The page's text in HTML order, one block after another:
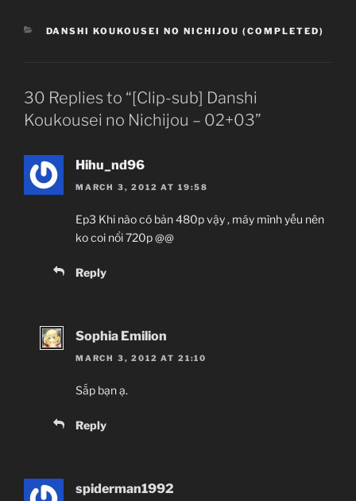
CATEGORIES
DANSHI KOUKOUSEI NO NICHIJOU (COMPLETED)
30 Replies to “[Clip-sub] Danshi
Koukousei no Nichijou – 02+03”
Hihu_nd96
MARCH 3, 2012 AT 19:58
Ep3 Khi nào có bản 480p vậy , máy mình yếu nên
ko coi nổi 720p @@
Reply
Sophia Emilion
MARCH 3, 2012 AT 21:10
Sắp bạn ạ.
Reply
spiderman1992